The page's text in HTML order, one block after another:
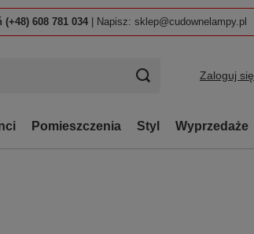
(+48) 608 781 034 | Napisz: sklep@cudownelampy.pl
Zaloguj się
Pomieszczenia Styl Wyprzedaże